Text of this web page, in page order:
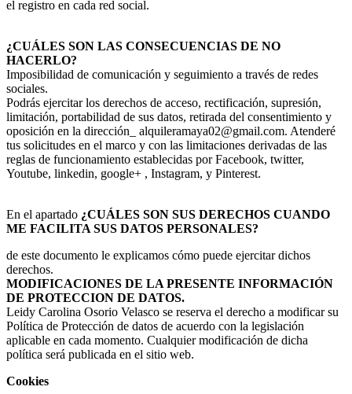
el registro en cada red social.
¿CUÁLES SON LAS CONSECUENCIAS DE NO
HACERLO?
Imposibilidad de comunicación y seguimiento a través de redes
sociales.
Podrás ejercitar los derechos de acceso, rectificación, supresión,
limitación, portabilidad de sus datos, retirada del consentimiento y
oposición en la dirección_ alquileramaya02@gmail.com. Atenderé
tus solicitudes en el marco y con las limitaciones derivadas de las
reglas de funcionamiento establecidas por Facebook, twitter,
Youtube, linkedin, google+ , Instagram, y Pinterest.
En el apartado ¿CUÁLES SON SUS DERECHOS CUANDO
ME FACILITA SUS DATOS PERSONALES?
de este documento le explicamos cómo puede ejercitar dichos
derechos.
MODIFICACIONES DE LA PRESENTE INFORMACIÓN
DE PROTECCION DE DATOS.
Leidy Carolina Osorio Velasco se reserva el derecho a modificar su
Política de Protección de datos de acuerdo con la legislación
aplicable en cada momento. Cualquier modificación de dicha
política será publicada en el sitio web.
Cookies